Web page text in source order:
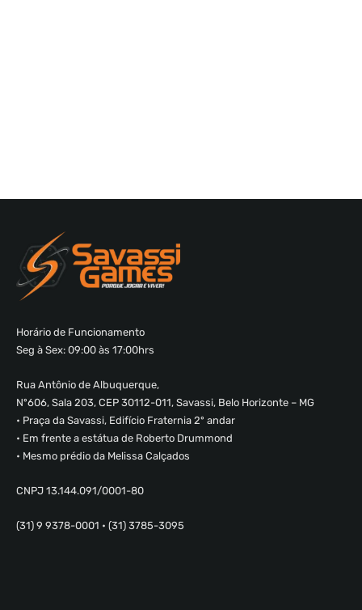
Horário de Funcionamento
Seg à Sex: 09:00 às 17:00hrs
Rua Antônio de Albuquerque,
Nº606, Sala 203, CEP 30112-011, Savassi, Belo Horizonte – MG
• Praça da Savassi, Edifício Fraternia 2º andar
• Em frente a estátua de Roberto Drummond
• Mesmo prédio da Melissa Calçados
CNPJ 13.144.091/0001-80
(31) 9 9378-0001 • (31) 3785-3095